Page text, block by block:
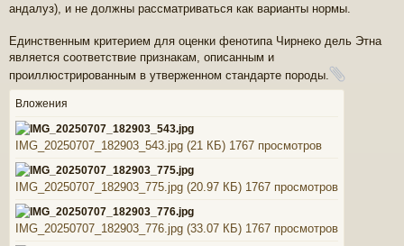
андалуз), и не должны рассматриваться как варианты нормы.
Единственным критерием для оценки фенотипа Чирнеко дель Этна
является соответствие признакам, описанным и
проиллюстрированным в утверженном стандарте породы.
Вложения
IMG_20250707_182903_543.jpg (21 КБ) 1767 просмотров
IMG_20250707_182903_775.jpg (20.97 КБ) 1767 просмотров
IMG_20250707_182903_776.jpg (33.07 КБ) 1767 просмотров